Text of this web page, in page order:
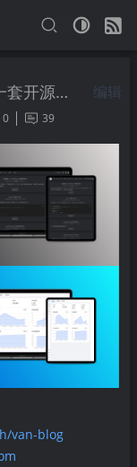
客系统 编辑
0 39
van-blog